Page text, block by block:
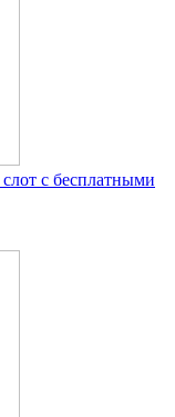
с бесплатными